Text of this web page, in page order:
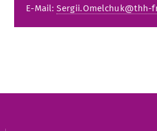
E-Mail:Sergii.Omelchuk@thh-